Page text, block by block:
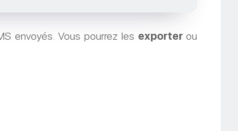
envoyés. Vous pourrez les exporterou